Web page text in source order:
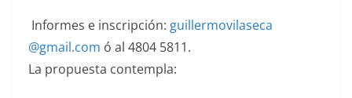
Informes e inscripción: guillermovilaseca
@gmail.com ó al 4804 5811.
La propuesta contempla: